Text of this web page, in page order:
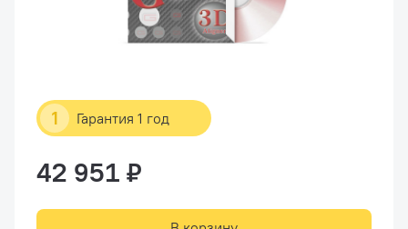
1 Гарантия 1 год
42 951 ₽